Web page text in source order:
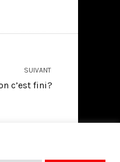
SUIVANT
c’est fini?